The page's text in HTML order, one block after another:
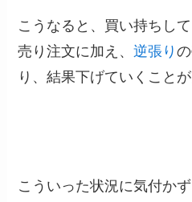
こうなると、買い持ちし
売り注文に加え、逆張り
り、結果下げていくことが
こういった状況に気付か